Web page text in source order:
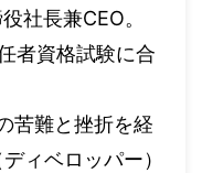
社長兼CEO。
者資格試験に合
苦難と挫折を経
ィベロッパー）